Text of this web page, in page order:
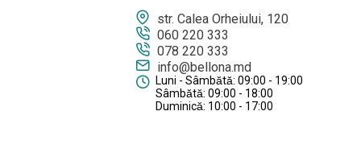
str. Calea Orheiului, 120
060 220 333
078 220 333
info@bellona.md
Luni - Sâmbătă: 09:00 - 19:00
Sâmbătă: 09:00 - 18:00
Duminică: 10:00 - 17:00